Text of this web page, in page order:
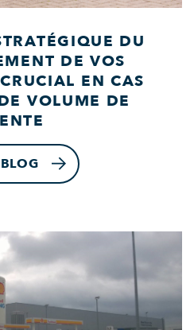
DU
DE VOS
EN CAS
VOLUME DE